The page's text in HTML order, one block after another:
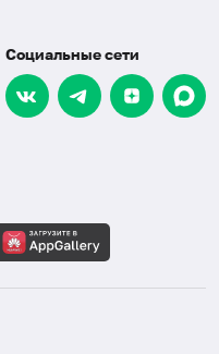
Социальные сети